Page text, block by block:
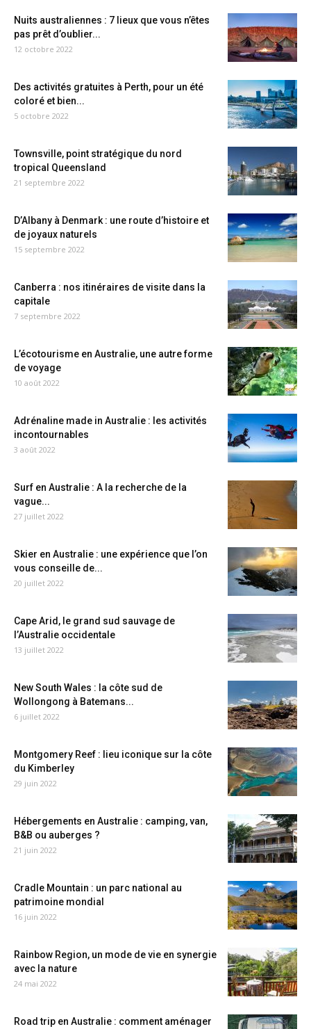
Nuits australiennes : 7 lieux que vous n’êtes
pas prêt d’oublier...
12 octobre 2022
Des activités gratuites à Perth, pour un été
coloré et bien...
5 octobre 2022
Townsville, point stratégique du nord
tropical Queensland
21 septembre 2022
D’Albany à Denmark : une route d’histoire et
de joyaux naturels
15 septembre 2022
Canberra : nos itinéraires de visite dans la
capitale
7 septembre 2022
L’écotourisme en Australie, une autre forme
de voyage
10 août 2022
Adrénaline made in Australie : les activités
incontournables
3 août 2022
Surf en Australie : A la recherche de la
vague...
27 juillet 2022
Skier en Australie : une expérience que l’on
vous conseille de...
20 juillet 2022
Cape Arid, le grand sud sauvage de
l’Australie occidentale
13 juillet 2022
New South Wales : la côte sud de
Wollongong à Batemans...
6 juillet 2022
Montgomery Reef : lieu iconique sur la côte
du Kimberley
29 juin 2022
Hébergements en Australie : camping, van,
B&B ou auberges ?
21 juin 2022
Cradle Mountain : un parc national au
patrimoine mondial
16 juin 2022
Rainbow Region, un mode de vie en synergie
avec la nature
24 mai 2022
Road trip en Australie : comment aménager